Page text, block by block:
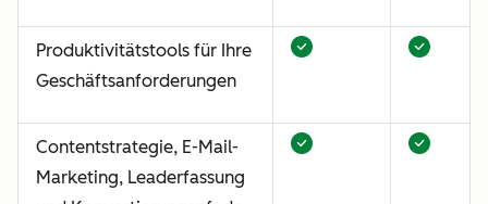
Produktivitätstools für Ihre
Geschäftsanforderungen
Contentstrategie, E-Mail-
Marketing, Leaderfassung